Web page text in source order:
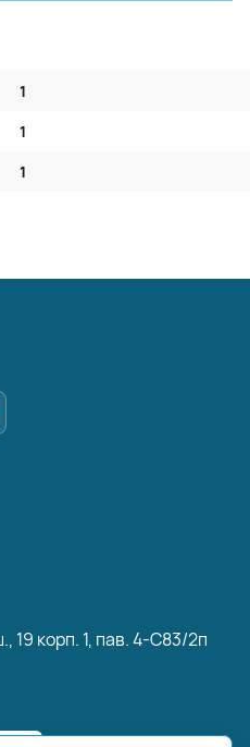
1
1
1
19 корп. 1, пав. 4-С83/2п